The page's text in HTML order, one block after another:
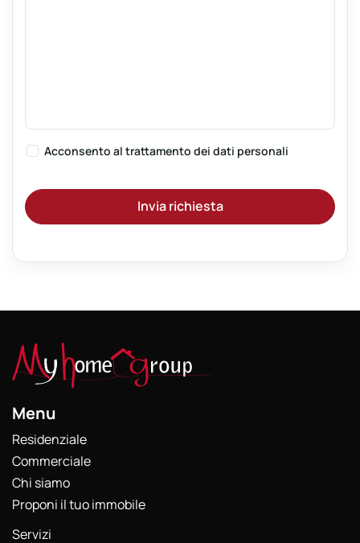
Acconsento al trattamento dei dati personali
Invia richiesta
Menu
Residenziale
Commerciale
Chi siamo
Proponi il tuo immobile
Servizi